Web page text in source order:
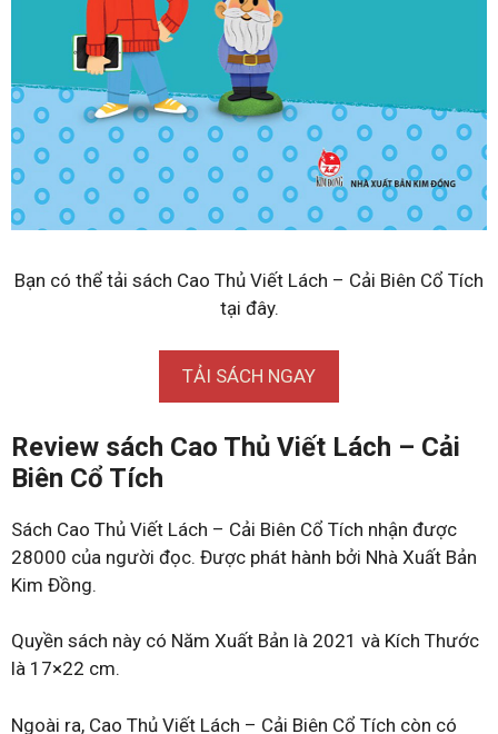
Bạn có thể tải sách Cao Thủ Viết Lách – Cải Biên Cổ Tích
tại đây.
TẢI SÁCH NGAY
Review sách Cao Thủ Viết Lách – Cải
Biên Cổ Tích
Sách Cao Thủ Viết Lách – Cải Biên Cổ Tích nhận được
28000 của người đọc. Được phát hành bởi Nhà Xuất Bản
Kim Đồng.
Quyền sách này có Năm Xuất Bản là 2021 và Kích Thước
là 17×22 cm.
Ngoài ra, Cao Thủ Viết Lách – Cải Biên Cổ Tích còn có